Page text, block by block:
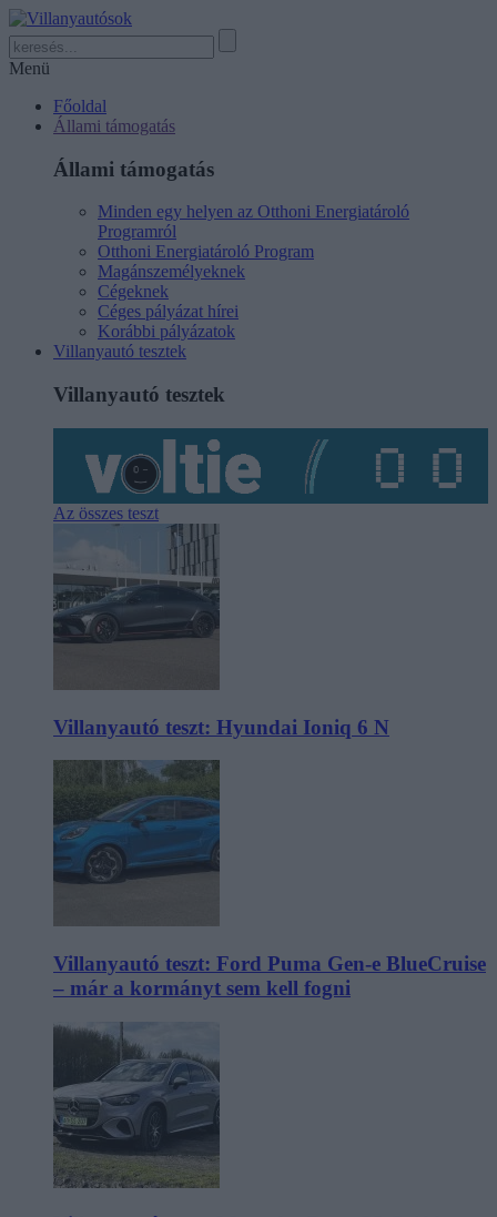
Menü
Főoldal
Állami támogatás
Állami támogatás
Minden egy helyen az Otthoni Energiatároló
Programról
Otthoni Energiatároló Program
Magánszemélyeknek
Cégeknek
Céges pályázat hírei
Korábbi pályázatok
Villanyautó tesztek
Villanyautó tesztek
Az összes teszt
Villanyautó teszt: Hyundai Ioniq 6 N
Villanyautó teszt: Ford Puma Gen-e BlueCruise
– már a kormányt sem kell fogni